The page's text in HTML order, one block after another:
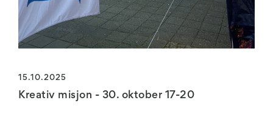
15.10.2025
Kreativ misjon - 30. oktober 17-20